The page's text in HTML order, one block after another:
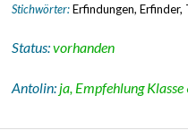
Stichwörter:Erfindungen, Erfinder,
Status:vorhanden
Antolin: ja, Empfehlung Klasse